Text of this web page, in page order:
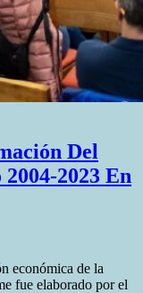
Del
2023 En
económica de la
fue elaborado por el